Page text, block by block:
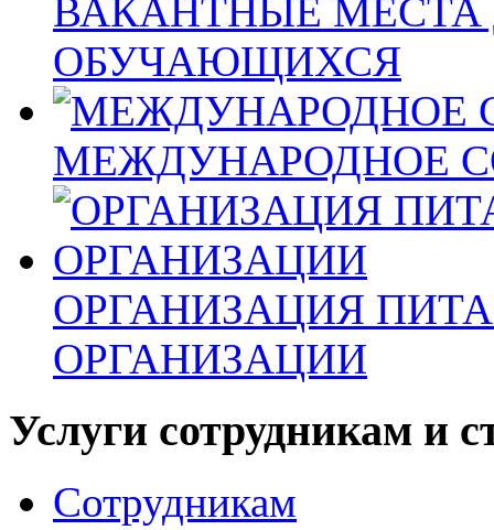
ВАКАНТНЫЕ МЕСТА
ОБУЧАЮЩИХСЯ
МЕЖДУНАРОДНОЕ
ОРГАНИЗАЦИЯ
ОРГАНИЗАЦИИ
Услуги сотрудникам и
Сотрудникам